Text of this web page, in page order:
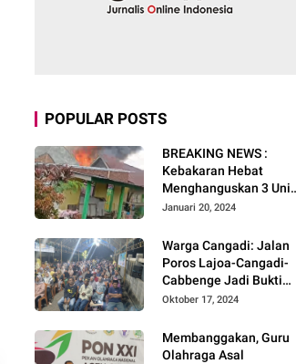
POPULAR POSTS
BREAKING NEWS :
Kebakaran Hebat
Menghanguskan 3 Unit
Rumah Di Jalan
Watansoppeng
Januari 20, 2024
Warga Cangadi: Jalan
Poros Lajoa-Cangadi-
Cabbenge Jadi Bukti
Kinerja SUKSES
Oktober 17, 2024
Membanggakan, Guru
Olahraga Asal